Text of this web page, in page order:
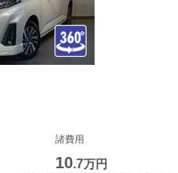
諸費用
10.7万円